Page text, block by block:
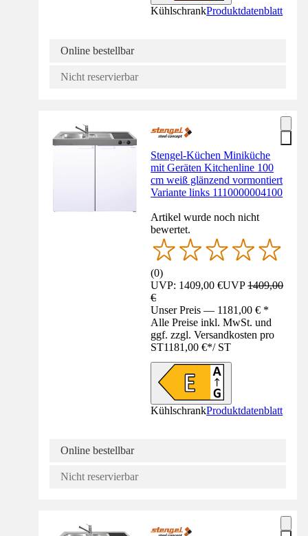
KühlschrankProduktdatenblatt
Online bestellbar
Nicht reservierbar
Stengel-Küchen Miniküche
mit Geräten Kitchenline 100
cm weiß glänzend vormontiert
Variante links 1110000004100
Artikel wurde noch nicht
bewertet.
(0)
UVP: 1409,00 €UVP1409,00
€
Unser Preis — 1181,00 € *
Alle Preise inkl. MwSt. und
ggf. zzgl. Versandkosten pro
ST1181,00 €*/ ST
KühlschrankProduktdatenblatt
Online bestellbar
Nicht reservierbar